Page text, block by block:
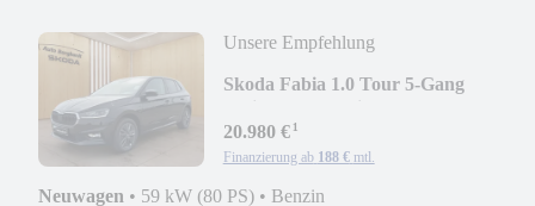
Unsere Empfehlung
Skoda Fabia 1.0 Tour 5-Gang
20.980 €¹
Finanzierung ab 188 € mtl.
Neuwagen • 59 kW (80 PS) • Benzin